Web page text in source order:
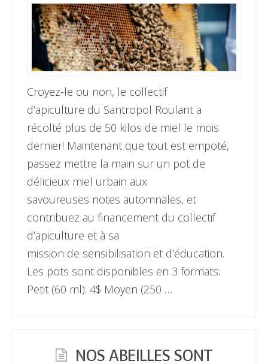
Croyez-le ou non, le collectif
d’apiculture du Santropol Roulant a
récolté plus de 50 kilos de miel le mois
dernier! Maintenant que tout est empoté,
passez mettre la main sur un pot de
délicieux miel urbain aux
savoureuses notes automnales, et
contribuez au financement du collectif
d’apiculture et à sa
mission de sensibilisation et d’éducation.
Les pots sont disponibles en 3 formats:
Petit (60 ml): 4$ Moyen (250 …
NOS ABEILLES SONT